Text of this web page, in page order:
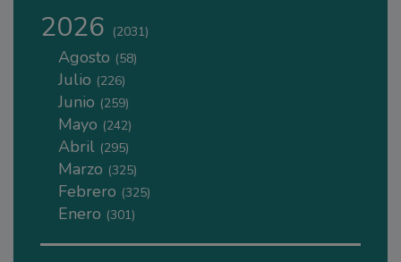
2026 (2031)
Agosto (58)
Julio (226)
Junio (259)
Mayo (242)
Abril (295)
Marzo (325)
Febrero (325)
Enero (301)